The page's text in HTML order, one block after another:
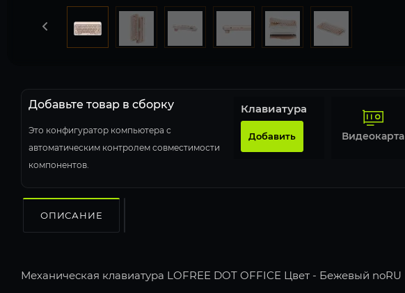
Добавьте товар в сборку
Это конфигуратор компьютера с
автоматическим контролем совместимости
компонентов.
Клавиатура
Добавить Видеокарта
ОПИСАНИЕ
Механическая клавиатура LOFREE DOT OFFICE Цвет - Бежевый noRU